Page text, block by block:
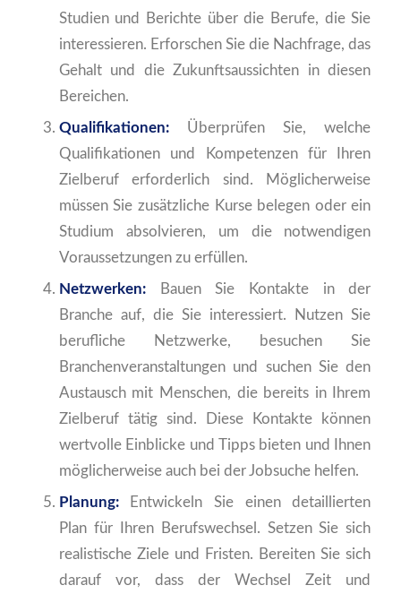
Studien und Berichte über die Berufe, die Sie
interessieren. Erforschen Sie die Nachfrage, das
Gehalt und die Zukunftsaussichten in diesen
Bereichen.
Qualifikationen:Überprüfen Sie, welche
Qualifikationen und Kompetenzen für Ihren
Zielberuf erforderlich sind. Möglicherweise
müssen Sie zusätzliche Kurse belegen oder ein
Studium absolvieren, um die notwendigen
Voraussetzungen zu erfüllen.
Netzwerken:Bauen Sie Kontakte in der
Branche auf, die Sie interessiert. Nutzen Sie
berufliche Netzwerke, besuchen Sie
Branchenveranstaltungen und suchen Sie den
Austausch mit Menschen, die bereits in Ihrem
Zielberuf tätig sind. Diese Kontakte können
wertvolle Einblicke und Tipps bieten und Ihnen
möglicherweise auch bei der Jobsuche helfen.
Planung:Entwickeln Sie einen detaillierten
Plan für Ihren Berufswechsel. Setzen Sie sich
realistische Ziele und Fristen. Bereiten Sie sich
darauf vor, dass der Wechsel Zeit und